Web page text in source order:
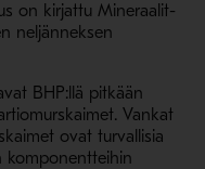
on kirjattu Mineraalit-
neljänneksen
BHP:llä pitkään
Vankat
ovat turvallisia
komponentteihin